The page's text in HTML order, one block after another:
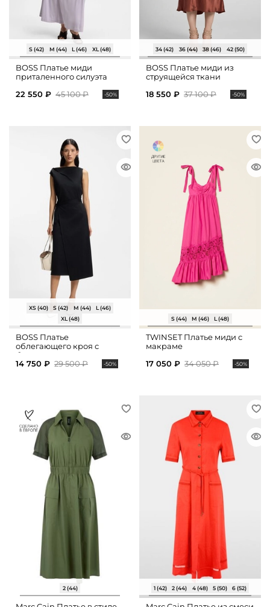
S (42) M (44) L (46) XL (48)
BOSS Платье миди
приталенного силуэта
22 550 ₽ 45 100 ₽ -50%
34 (42) 36 (44) 38 (46) 42 (50)
BOSS Платье миди из
струящейся ткани
18 550 ₽ 37 100 ₽ -50%
XS (40) S (42) M (44)
L (46)
XL (48)
BOSS Платье
облегающего кроя с
боковыми разрезами
14 750 ₽ 29 500 ₽ -50%
S (44) M (46) L (48)
TWINSET Платье миди с
макраме
17 050 ₽ 34 050 ₽ -50%
2 (44) 1 (42) 2 (44) 4 (48) 5 (50) 6 (52)